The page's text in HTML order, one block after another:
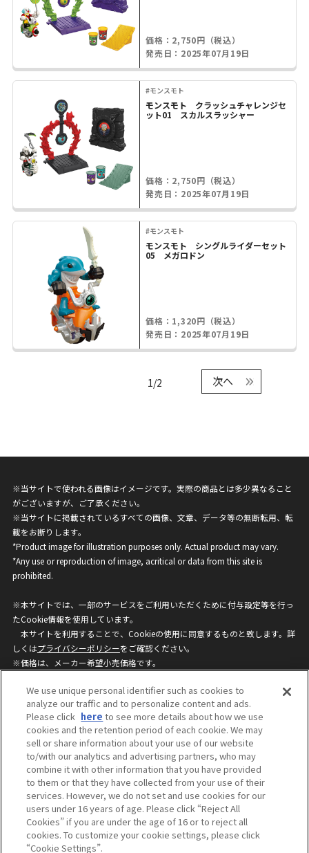
価格：2,750円（税込）
発売日：2025年07月19日
#モンスモト
モンスモト クラッシュチャレンジセ
ット01 スカルスラッシャー
価格：2,750円（税込）
発売日：2025年07月19日
#モンスモト
モンスモト シングルライダーセット
05 メガロドン
価格：1,320円（税込）
発売日：2025年07月19日
1/2 次へ
※当サイトで使われる画像はイメージです。実際の商品とは多少異なること
がございますが、ご了承ください。
※当サイトに掲載されているすべての画像、文章、データ等の無断転用、転
載をお断りします。
*Product image for illustration purposes only. Actual product may vary.
*Any use or reproduction of image, acritical or data from this site is
prohibited.
※本サイトでは、一部のサービスをご利用いただくために付与設定等を行っ
たCookie情報を使用しています。
本サイトを利用することで、Cookieの使用に同意するものと致します。詳
しくはプライバシーポリシーをご確認ください。
※価格は、メーカー希望小売価格です。
ざいますのでご了承ください。
privacypolicy
Do Not Sell or Share My
Personal Information
ウェブサイトご利用条件
ソーシャルメディアポリシー
個人情報保護方針
お問い合わせ
©BANDAI
We use unique personal identifier such as cookies to
analyze our traffic and to personalize content and ads.
Please click here to see more details about how we use
cookies and the retention period of each cookie. We may
sell or share information about your use of our website
to/with our analytics and advertising partners, who may
combine it with other information that you have provided
to them or that they have collected from your use of their
services. However, we do not set and use cookies for our
users under 16 years of age. Please click “Reject All
Cookies” if you are under the age of 16 or to reject all
cookies. To customize your cookie settings, please click
“Cookie Settings”.